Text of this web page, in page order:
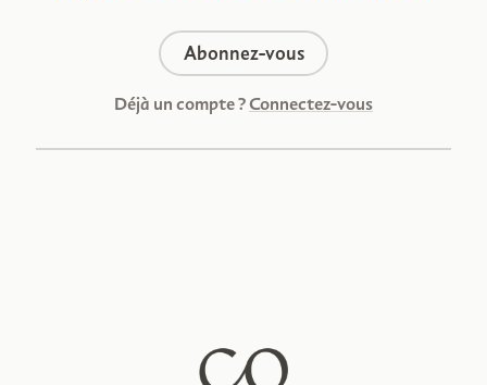
Abonnez-vous
Déjà un compte ?Connectez-vous